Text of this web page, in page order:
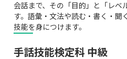
会話まで、その「目的」と「レベ
す。語彙・文法や読む・書く・聞
技能を身につけます。
手話技能検定科 中級